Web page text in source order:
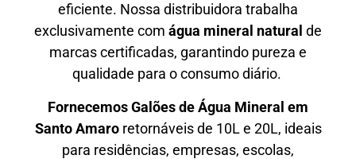
eficiente. Nossa distribuidora trabalha
exclusivamente com água mineral natural de
marcas certificadas, garantindo pureza e
qualidade para o consumo diário.
Fornecemos Galões de Água Mineral em
Santo Amaroretornáveis de 10L e 20L, ideais
para residências, empresas, escolas,